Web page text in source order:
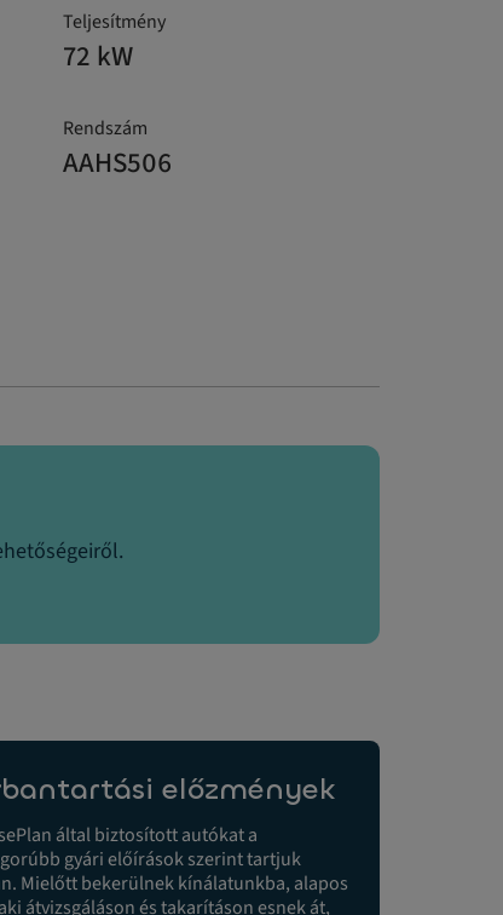
Teljesítmény
72 kW
Rendszám
AAHS506
előzmények
által biztosított autókat a
gyári előírások szerint tartjuk
Mielőtt bekerülnek kínálatunkba, alapos
átvizsgáláson és takarításon esnek át,